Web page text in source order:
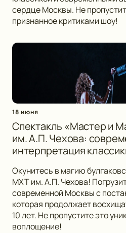
сердце Москвы. Не
признанное критиками шоу!
18 июня
Спектакль «Мастер и
им. А.П. Чехова:
интерпретация
Окунитесь в магию
МХТ им. А.П. Чехова!
современной Москвы с
которая продолжает
10 лет. Не пропустите это
воплощение!